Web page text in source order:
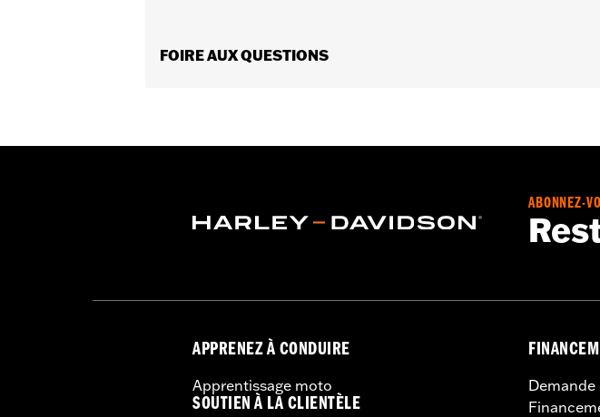
GARANTIE:Garantie limitée de 1 an – Accédez à
FOIRE AUX QUESTIONS
ABONNEZ-
APPRENEZ À CONDUIRE
Apprentissage moto
SOUTIEN À LA CLIENTÈLE